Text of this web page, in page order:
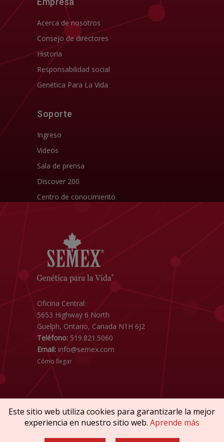
Acerca de nosotros
Consejo de directores
Historia
Responsabilidad social
Genética Para La Vida
Soporte
Ingreso
Videos
Sala de prensa
Discover 200
Centro de conocimiento
Oficina Central:
5653 Highway 6 North
Guelph, Ontario, Canada N1H 6J2
Teléfono: 519.821.5060
Email: info@semex.com
Cómo llegar
Copyright © 2026 SEMEX. Todos los derechos
Este sitio web utiliza cookies para garantizarle la mejor
experiencia en nuestro sitio web. Aprende más